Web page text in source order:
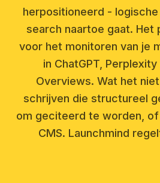
herpositioneerd -
search naartoe gaat. Het
voor het monitoren van je
in ChatGPT,
Overviews. Wat het
schrijven die structureel
om geciteerd te worden,
CMS. Launchmind